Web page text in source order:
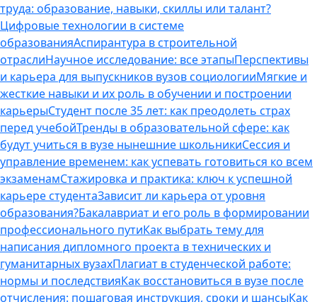
труда: образование, навыки, скиллы или талант?
Цифровые технологии в системе
образованияАспирантура в строительной
отраслиНаучное исследование: все этапыПерспективы
и карьера для выпускников вузов социологииМягкие и
жесткие навыки и их роль в обучении и построении
карьерыСтудент после 35 лет: как преодолеть страх
перед учебойТренды в образовательной сфере: как
будут учиться в вузе нынешние школьникиСессия и
управление временем: как успевать готовиться ко всем
экзаменамСтажировка и практика: ключ к успешной
карьере студентаЗависит ли карьера от уровня
образования?Бакалавриат и его роль в формировании
профессионального путиКак выбрать тему для
написания дипломного проекта в технических и
гуманитарных вузахПлагиат в студенческой работе:
нормы и последствияКак восстановиться в вузе после
отчисления: пошаговая инструкция, сроки и шансыКак